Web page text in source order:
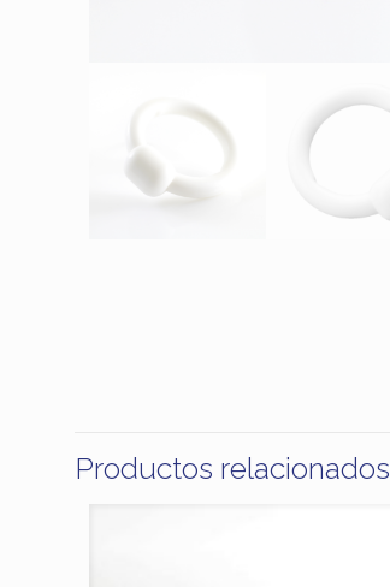
Productos relacionados